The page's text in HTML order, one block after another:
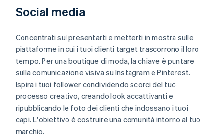
Social media
Concentrati sul presentarti e metterti in mostra sulle
piattaforme in cui i tuoi clienti target trascorrono il loro
tempo. Per una boutique di moda, la chiave è puntare
sulla comunicazione visiva su Instagram e Pinterest.
Ispira i tuoi follower condividendo scorci del tuo
processo creativo, creando look accattivanti e
ripubblicando le foto dei clienti che indossano i tuoi
capi. L'obiettivo è costruire una comunità intorno al tuo
marchio.